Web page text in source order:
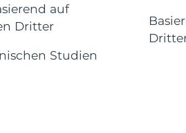
auf
Dritter
Studien
11/08/2026
Erwartete Lieferung